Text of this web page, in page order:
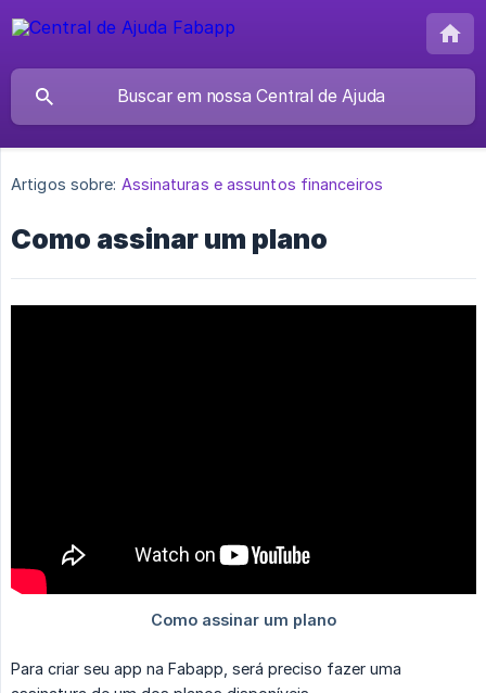
Artigos sobre: Assinaturas e assuntos financeiros
Como assinar um plano
Para criar seu app na Fabapp, será preciso fazer uma